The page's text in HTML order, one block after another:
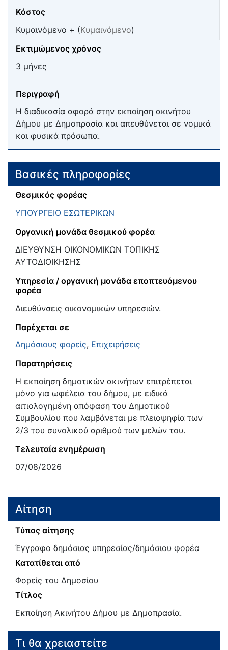
Κόστος
Κυμαινόμενο + (Κυμαινόμενο)
Εκτιμώμενος χρόνος
3 μήνες
Περιγραφή
Η διαδικασία αφορά στην εκποίηση ακινήτου
Δήμου με Δημοπρασία και απευθύνεται σε νομικά
και φυσικά πρόσωπα.
Βασικές πληροφορίες
Θεσμικός φορέας
ΥΠΟΥΡΓΕΙΟ ΕΣΩΤΕΡΙΚΩΝ
Οργανική μονάδα θεσμικού φορέα
ΔΙΕΥΘΥΝΣΗ ΟΙΚΟΝΟΜΙΚΩΝ ΤΟΠΙΚΗΣ
ΑΥΤΟΔΙΟΙΚΗΣΗΣ
Υπηρεσία / οργανική μονάδα εποπτευόμενου
φορέα
Διευθύνσεις οικονομικών υπηρεσιών.
Παρέχεται σε
Δημόσιους φορείς, Επιχειρήσεις
Παρατηρήσεις
Η εκποίηση δημοτικών ακινήτων επιτρέπεται
μόνο για ωφέλεια του δήμου, με ειδικά
αιτιολογημένη απόφαση του Δημοτικού
Συμβουλίου που λαμβάνεται με πλειοψηφία των
2/3 του συνολικού αριθμού των μελών του.
Τελευταία ενημέρωση
07/08/2026
Αίτηση
Τύπος αίτησης
Έγγραφο δημόσιας υπηρεσίας/δημόσιου φορέα
Κατατίθεται από
Φορείς του Δημοσίου
Τίτλος
Εκποίηση Ακινήτου Δήμου με Δημοπρασία.
Τι θα χρειαστείτε